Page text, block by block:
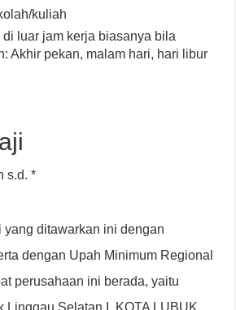
kuliah
luar jam kerja biasanya bila
Akhir pekan, malam hari, hari libur
s.d. *
ditawarkan ini dengan
dengan Upah Minimum Regional
perusahaan ini berada, yaitu
Linggau Selatan I, KOTA LUBUK